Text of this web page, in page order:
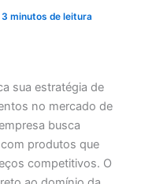
3 minutos de leitura
sua estratégia de
no mercado de
busca
produtos que
competitivos. O